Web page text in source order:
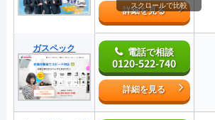
詳細を見る
ガスペック 電話で相談
0120-522-740
詳細を見る
スクロールで比較